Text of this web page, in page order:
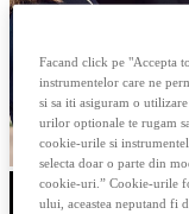
Facand click pe "Accepta
instrumentelor care ne
si sa iti asiguram o
urilor optionale te rugam
cookie-urile si
selecta doar o parte din
cookie-uri.” Cookie-urile
ului, aceastea neputand fi